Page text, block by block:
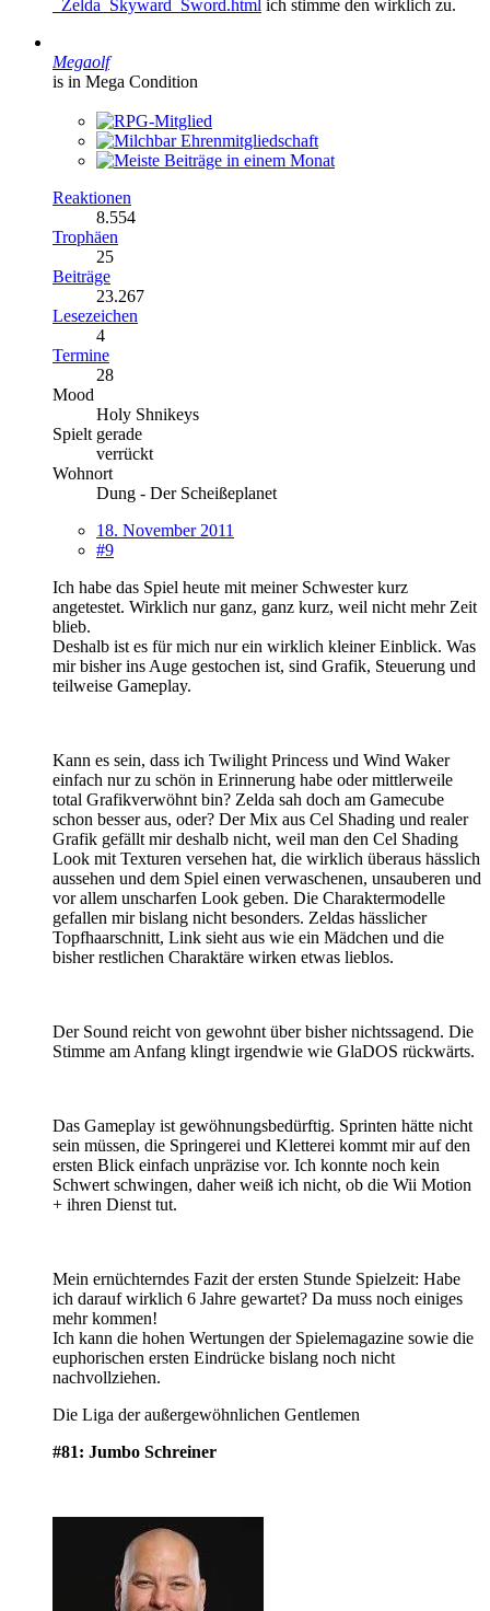
_Zelda_Skyward_Sword.html ich stimme den wirklich zu.
Megaolf
is in Mega Condition
Reaktionen
8.554
Trophäen
25
Beiträge
23.267
Lesezeichen
4
Termine
28
Mood
Holy Shnikeys
Spielt gerade
verrückt
Wohnort
Dung - Der Scheißeplanet
18. November 2011
#9
Ich habe das Spiel heute mit meiner Schwester kurz
angetestet. Wirklich nur ganz, ganz kurz, weil nicht mehr Zeit
blieb.
Deshalb ist es für mich nur ein wirklich kleiner Einblick. Was
mir bisher ins Auge gestochen ist, sind Grafik, Steuerung und
teilweise Gameplay.
Kann es sein, dass ich Twilight Princess und Wind Waker
einfach nur zu schön in Erinnerung habe oder mittlerweile
total Grafikverwöhnt bin? Zelda sah doch am Gamecube
schon besser aus, oder? Der Mix aus Cel Shading und realer
Grafik gefällt mir deshalb nicht, weil man den Cel Shading
Look mit Texturen versehen hat, die wirklich überaus hässlich
aussehen und dem Spiel einen verwaschenen, unsauberen und
vor allem unscharfen Look geben. Die Charaktermodelle
gefallen mir bislang nicht besonders. Zeldas hässlicher
Topfhaarschnitt, Link sieht aus wie ein Mädchen und die
bisher restlichen Charaktäre wirken etwas lieblos.
Der Sound reicht von gewohnt über bisher nichtssagend. Die
Stimme am Anfang klingt irgendwie wie GlaDOS rückwärts.
Das Gameplay ist gewöhnungsbedürftig. Sprinten hätte nicht
sein müssen, die Springerei und Kletterei kommt mir auf den
ersten Blick einfach unpräzise vor. Ich konnte noch kein
Schwert schwingen, daher weiß ich nicht, ob die Wii Motion
+ ihren Dienst tut.
Mein ernüchterndes Fazit der ersten Stunde Spielzeit: Habe
ich darauf wirklich 6 Jahre gewartet? Da muss noch einiges
mehr kommen!
Ich kann die hohen Wertungen der Spielemagazine sowie die
euphorischen ersten Eindrücke bislang noch nicht
nachvollziehen.
Die Liga der außergewöhnlichen Gentlemen
#81: Jumbo Schreiner